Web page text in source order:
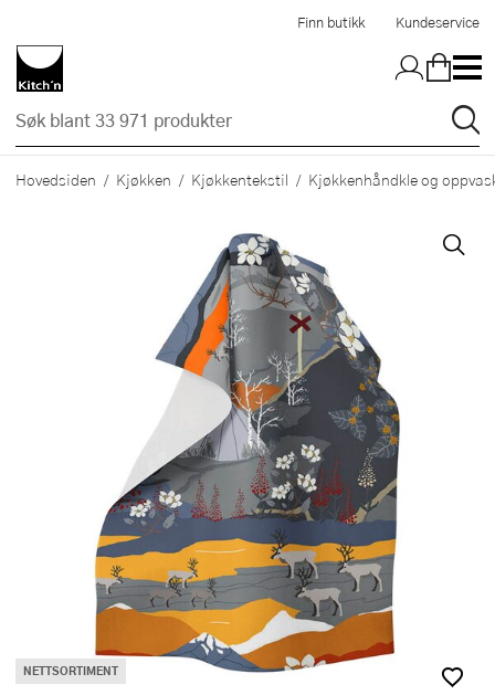
Finn butikk Kundeservice
Hovedsiden Kjøkken Kjøkkentekstil Kjøkkenhåndkle og
NETTSORTIMENT